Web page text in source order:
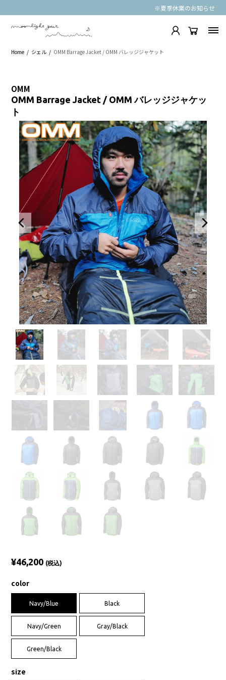
※夏季休業のお知らせ
Home シェル OMM Barrage Jacket / OMM バレッジジャケット
OMM
OMM Barrage Jacket / OMM バレッジジャケッ
ト
¥46,200 (税込)
color
Navy/Blue Black
Navy/Green Gray/Black
Green/Black
size